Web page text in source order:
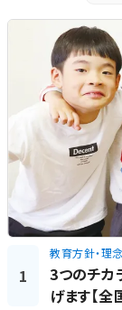
1
教育方針・理念
3つのチカ
げます【